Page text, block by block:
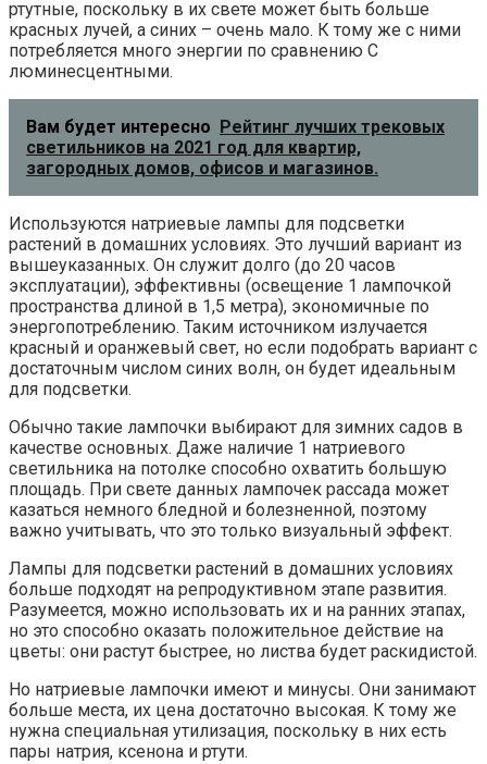
ртутные, поскольку в их свете может быть больше
красных лучей, а синих – очень мало. К тому же с ними
потребляется много энергии по сравнению С
люминесцентными.
Вам будет интересно
Рейтинг лучших трековых
светильников на 2021 год для квартир,
загородных домов, офисов и магазинов.
Используются натриевые лампы для подсветки
растений в домашних условиях. Это лучший вариант из
вышеуказанных. Он служит долго (до 20 часов
эксплуатации), эффективны (освещение 1 лампочкой
пространства длиной в 1,5 метра), экономичные по
энергопотреблению. Таким источником излучается
красный и оранжевый свет, но если подобрать вариант с
достаточным числом синих волн, он будет идеальным
для подсветки.
Обычно такие лампочки выбирают для зимних садов в
качестве основных. Даже наличие 1 натриевого
светильника на потолке способно охватить большую
площадь. При свете данных лампочек рассада может
казаться немного бледной и болезненной, поэтому
важно учитывать, что это только визуальный эффект.
Лампы для подсветки растений в домашних условиях
больше подходят на репродуктивном этапе развития.
Разумеется, можно использовать их и на ранних этапах,
но это способно оказать положительное действие на
цветы: они растут быстрее, но листва будет раскидистой.
Но натриевые лампочки имеют и минусы. Они занимают
больше места, их цена достаточно высокая. К тому же
нужна специальная утилизация, поскольку в них есть
пары натрия, ксенона и ртути.